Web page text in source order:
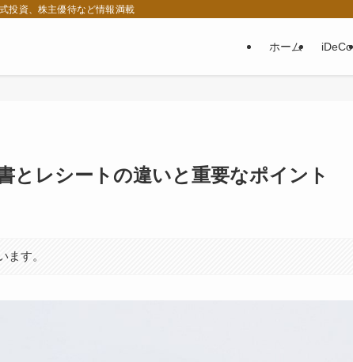
投資、株主優待など情報満載
ホーム iDeCo
とレシートの違いと重要なポイント
ます。